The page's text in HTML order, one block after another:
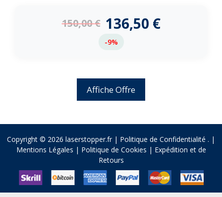
5
150,00€ 136,50 €
-9%
Affiche Offre
Copyright © 2026 laserstopper.fr | Politique de Confidentialité . |
Mentions Légales | Politique de Cookies | Expédition et de
Retours